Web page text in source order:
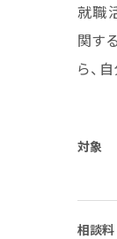
就職
関する
ら、
対象
相談料